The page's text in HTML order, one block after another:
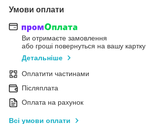
Умови оплати
Ви отримаєте замовлення
або гроші повернуться на вашу картку
Детальніше
Оплатити частинами
Післяплата
Оплата на рахунок
Всі умови оплати